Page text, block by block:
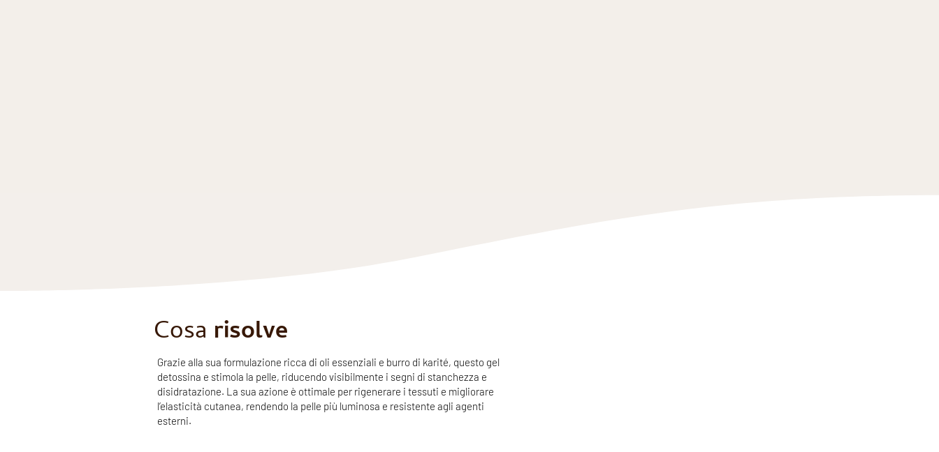
Cosa risolve
Grazie alla sua formulazione ricca di oli essenziali e burro di karité, questo gel
detossina e stimola la pelle, riducendo visibilmente i segni di stanchezza e
disidratazione. La sua azione è ottimale per rigenerare i tessuti e migliorare
l’elasticità cutanea, rendendo la pelle più luminosa e resistente agli agenti
esterni.